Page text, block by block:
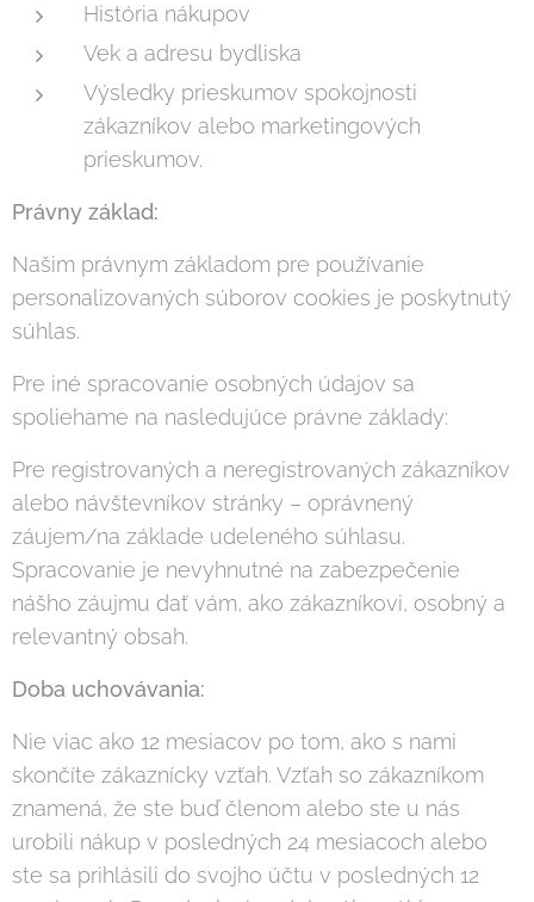
História nákupov
Vek a adresu bydliska
Výsledky prieskumov spokojnosti
zákazníkov alebo marketingových
prieskumov.
Právny základ:
Našim právnym základom pre používanie
personalizovaných súborov cookies je poskytnutý
súhlas.
Pre iné spracovanie osobných údajov sa
spoliehame na nasledujúce právne základy:
Pre registrovaných a neregistrovaných zákazníkov
alebo návštevníkov stránky – oprávnený
záujem/na základe udeleného súhlasu.
Spracovanie je nevyhnutné na zabezpečenie
nášho záujmu dať vám, ako zákazníkovi, osobný a
relevantný obsah.
Doba uchovávania:
Nie viac ako 12 mesiacov po tom, ako s nami
skončíte zákaznícky vzťah. Vzťah so zákazníkom
znamená, že ste buď členom alebo ste u nás
urobili nákup v posledných 24 mesiacoch alebo
ste sa prihlásili do svojho účtu v posledných 12